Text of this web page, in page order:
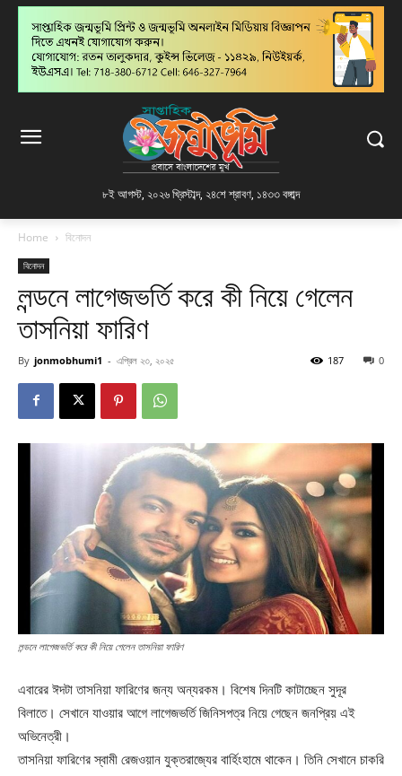
৮ই আগস্ট, ২০২৬ খ্রিস্টাব্দ, ২৪শে শ্রাবণ, ১৪৩৩ বঙ্গাব্দ
Home বিনোদন
বিনোদন
লন্ডনে লাগেজভর্তি করে কী নিয়ে গেলেন
তাসনিয়া ফারিণ
By jonmobhumi1 - এপ্রিল ২৩, ২০২৫ 0
187
লন্ডনে লাগেজভর্তি করে কী নিয়ে গেলেন তাসনিয়া ফারিণ
এবারের ঈদটা তাসনিয়া ফারিণের জন্য অন্যরকম। বিশেষ দিনটি কাটাচ্ছেন সুদূর
বিলাতে। সেখানে যাওয়ার আগে লাগেজভর্তি জিনিসপত্র নিয়ে গেছেন জনপ্রিয় এই
অভিনেত্রী।
তাসনিয়া ফারিণের স্বামী রেজওয়ান যুক্তরাজ্যের বার্হিংহামে থাকেন। তিনি সেখানে চাকরি